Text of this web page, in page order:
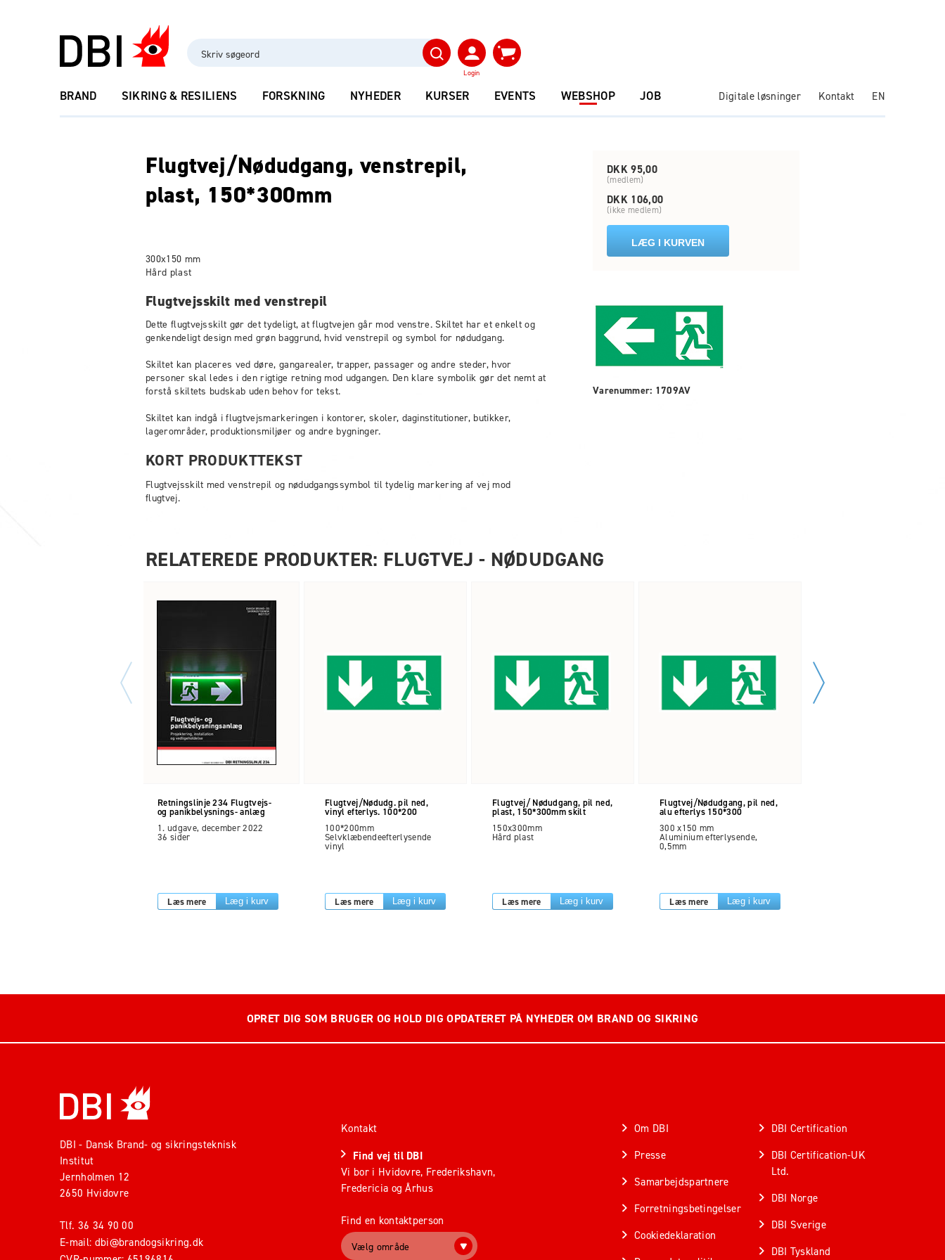
Login
BRAND SIKRING & RESILIENS FORSKNING NYHEDER KURSER EVENTS WEBSHOP JOB Digitale løsninger Kontakt EN
Flugtvej/Nødudgang, venstrepil,
plast, 150*300mm
300x150 mm
Hård plast
Flugtvejsskilt med venstrepil
Dette flugtvejsskilt gør det tydeligt, at flugtvejen går mod venstre. Skiltet har et enkelt og
genkendeligt design med grøn baggrund, hvid venstrepil og symbol for nødudgang.
Skiltet kan placeres ved døre, gangarealer, trapper, passager og andre steder, hvor
personer skal ledes i den rigtige retning mod udgangen. Den klare symbolik gør det nemt at
forstå skiltets budskab uden behov for tekst.
Skiltet kan indgå i flugtvejsmarkeringen i kontorer, skoler, daginstitutioner, butikker,
lagerområder, produktionsmiljøer og andre bygninger.
KORT PRODUKTTEKST
Flugtvejsskilt med venstrepil og nødudgangssymbol til tydelig markering af vej mod
flugtvej.
DKK 95,00
(medlem)
DKK 106,00
(ikke medlem)
Varenummer: 1709AV
RELATEREDE PRODUKTER: FLUGTVEJ - NØDUDGANG
Retningslinje 234 Flugtvejs-
og panikbelysnings- anlæg
1. udgave, december 2022
36 sider
Læs mere
Flugtvej/Nødudg. pil ned,
vinyl efterlys. 100*200
100*200mm
Selvklæbendeefterlysende
vinyl
Læs mere
Flugtvej/ Nødudgang, pil ned,
plast, 150*300mm skilt
150x300mm
Hård plast
Læs mere
Flugtvej/Nødudgang, pil ned,
alu efterlys 150*300
300 x150 mm
Aluminium efterlysende,
0,5mm
Læs mere
OPRET DIG SOM BRUGER OG HOLD DIG OPDATERET PÅ NYHEDER OM BRAND OG SIKRING
DBI - Dansk Brand- og sikringsteknisk
Institut
Jernholmen 12
2650 Hvidovre
Tlf. 36 34 90 00
E-mail: dbi@brandogsikring.dk
Kontakt
Find vej til DBI
Vi bor i Hvidovre, Frederikshavn,
Fredericia og Århus
Find en kontaktperson
Vælg område
Om DBI
Presse
Samarbejdspartnere
Forretningsbetingelser
Cookiedeklaration
DBI Certification
DBI Certification-UK
Ltd.
DBI Norge
DBI Sverige
DBI Tyskland